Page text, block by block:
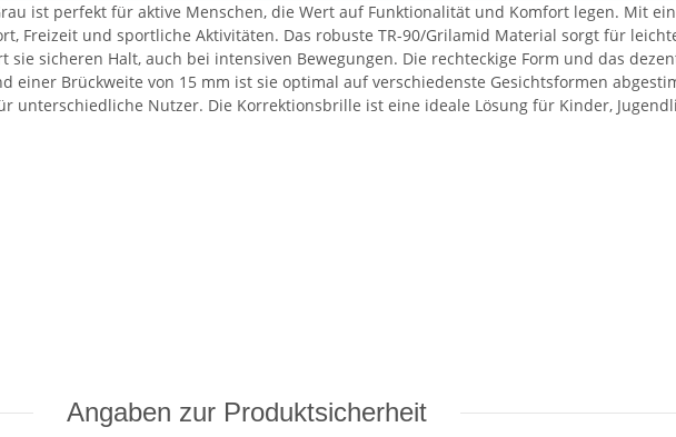
ist perfekt für aktive Menschen, die Wert auf Funktionalität und Komfort legen. Mit
Freizeit und sportliche Aktivitäten. Das robuste TR-90/Grilamid Material sorgt für
sicheren Halt, auch bei intensiven Bewegungen. Die rechteckige Form und das
einer Brückweite von 15 mm ist sie optimal auf verschiedenste Gesichtsformen
unterschiedliche Nutzer. Die Korrektionsbrille ist eine ideale Lösung für Kinder,
Angaben zur Produktsicherheit